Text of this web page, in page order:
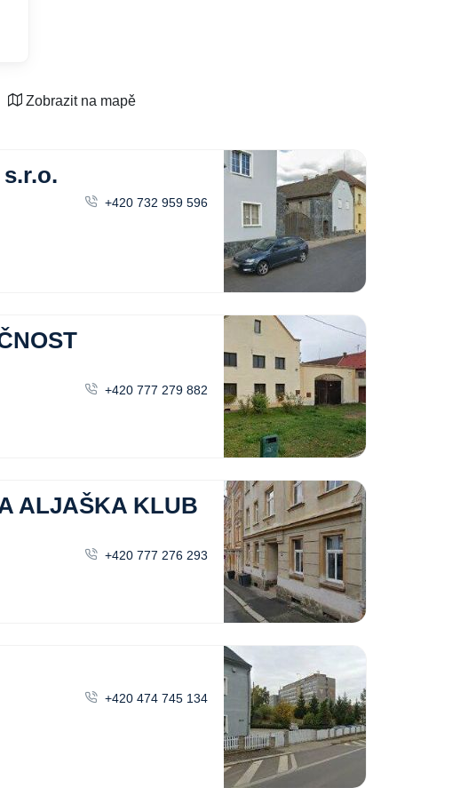
Zobrazit na mapě
+420 732 959 596
+420 777 279 882
ALJAŠKA KLUB
+420 777 276 293
+420 474 745 134